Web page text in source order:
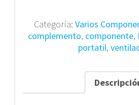
Categoría: Varios
complemento, componente,
portatil,